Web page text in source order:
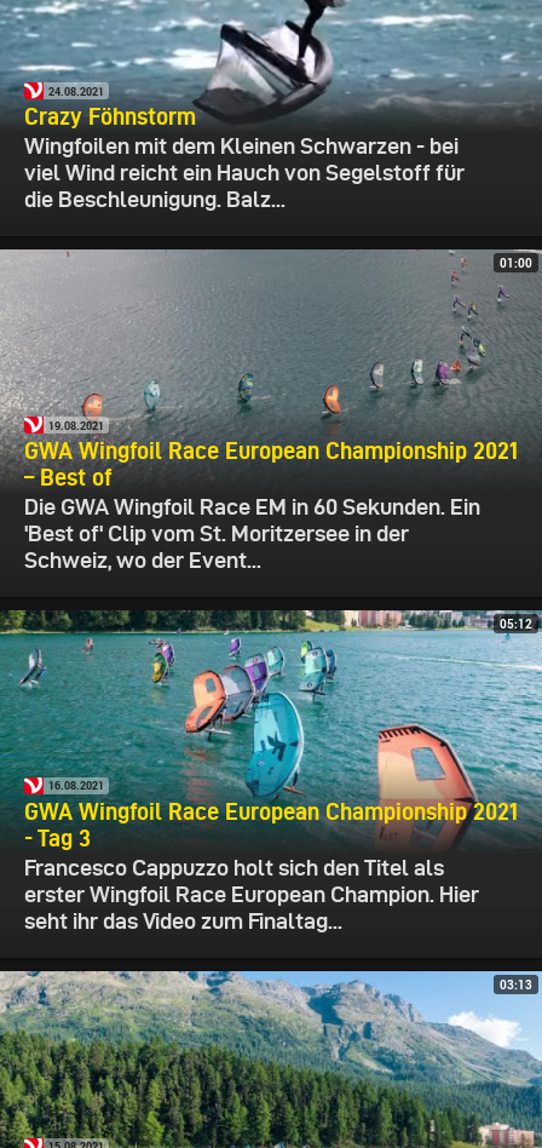
24.08.2021
Crazy Föhnstorm
Wingfoilen mit dem Kleinen Schwarzen - bei
viel Wind reicht ein Hauch von Segelstoff für
die Beschleunigung. Balz...
01:00
19.08.2021
GWA Wingfoil Race European Championship 2021
– Best of
Die GWA Wingfoil Race EM in 60 Sekunden. Ein
'Best of' Clip vom St. Moritzersee in der
Schweiz, wo der Event...
05:12
16.08.2021
GWA Wingfoil Race European Championship 2021
- Tag 3
Francesco Cappuzzo holt sich den Titel als
erster Wingfoil Race European Champion. Hier
seht ihr das Video zum Finaltag...
03:13